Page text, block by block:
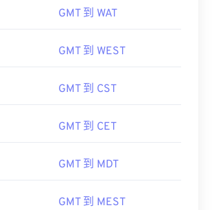
GMT 到 WAT
GMT 到 WEST
GMT 到 CST
GMT 到 CET
GMT 到 MDT
GMT 到 MEST